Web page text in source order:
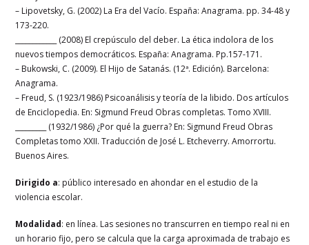
– Lipovetsky, G. (2002) La Era del Vacío. España: Anagrama. pp. 34-48 y
173-220.
____________ (2008) El crepúsculo del deber. La ética indolora de los
nuevos tiempos democráticos. España: Anagrama. Pp.157-171.
– Bukowski, C. (2009). El Hijo de Satanás. (12ª. Edición). Barcelona:
Anagrama.
– Freud, S. (1923/1986) Psicoanálisis y teoría de la libido. Dos artículos
de Enciclopedia. En: Sigmund Freud Obras completas. Tomo XVIII.
_________ (1932/1986) ¿Por qué la guerra? En: Sigmund Freud Obras
Completas tomo XXII. Traducción de José L. Etcheverry. Amorrortu.
Buenos Aires.
Dirigido a: público interesado en ahondar en el estudio de la
violencia escolar.
Modalidad: en línea. Las sesiones no transcurren en tiempo real ni en
un horario fijo, pero se calcula que la carga aproximada de trabajo es